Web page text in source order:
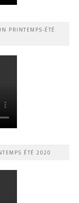
PRINTEMPS-ÉTÉ
ÉTÉ 2020